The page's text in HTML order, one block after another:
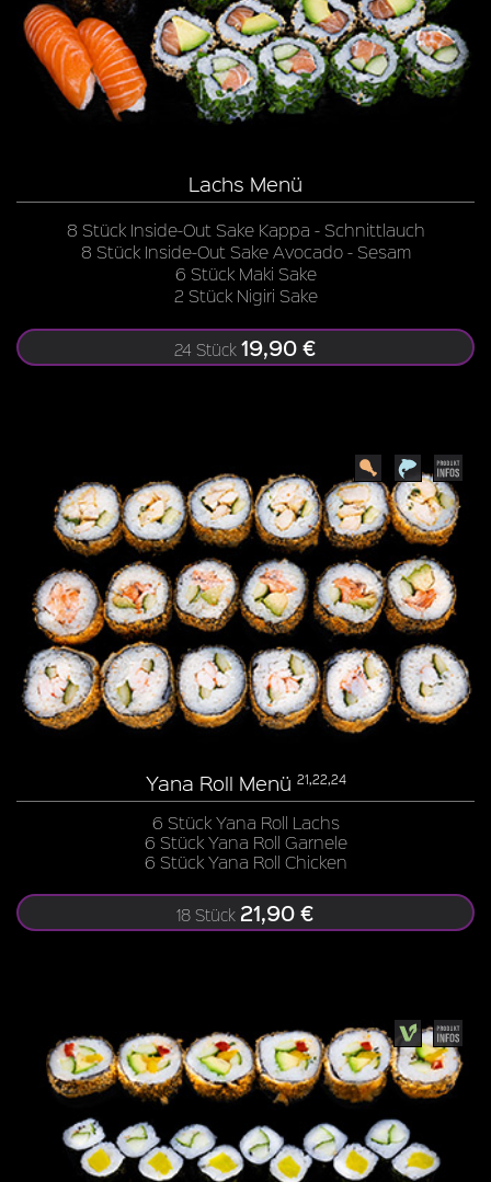
Lachs Menü
8 Stück Inside-Out Sake Kappa - Schnittlauch
8 Stück Inside-Out Sake Avocado - Sesam
6 Stück Maki Sake
2 Stück Nigiri Sake
24 Stück 19,90 €
Yana Roll Menü 21,22,24
6 Stück Yana Roll Lachs
6 Stück Yana Roll Garnele
6 Stück Yana Roll Chicken
18 Stück 21,90 €